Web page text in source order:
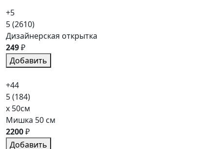
+5
5(2610)
Дизайнерская открытка
249₽
Добавить
+44
5(184)
x 50см
Мишка 50 см
2200₽
Добавить